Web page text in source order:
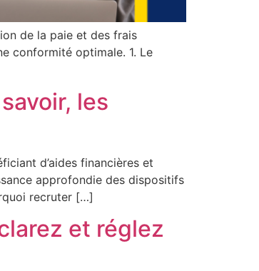
de la paie et des frais
conformité optimale. 1. Le
les
d’aides financières et
approfondie des dispositifs
recruter […]
et réglez